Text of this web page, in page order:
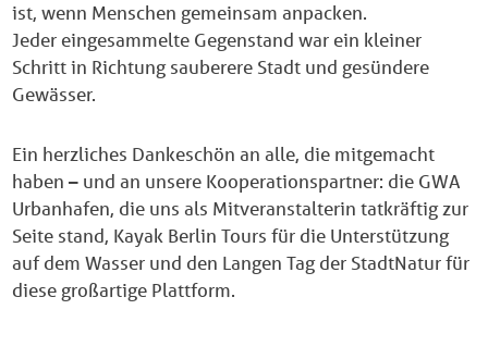
ist, wenn Menschen gemeinsam anpacken.
Jeder eingesammelte Gegenstand war ein kleiner
Schritt in Richtung sauberere Stadt und gesündere
Gewässer.
Ein herzliches Dankeschön an alle, die mitgemacht
haben – und an unsere Kooperationspartner: die GWA
Urbanhafen, die uns als Mitveranstalterin tatkräftig zur
Seite stand, Kayak Berlin Tours für die Unterstützung
auf dem Wasser und den Langen Tag der StadtNatur für
diese großartige Plattform.